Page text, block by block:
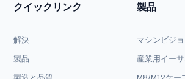
クイックリンク
解決
製品
製品
マシンビジ
産業用イー